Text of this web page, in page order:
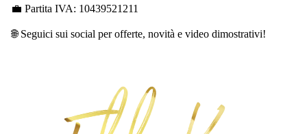
💼 Partita IVA: 10439521211
🌐 Seguici sui social per offerte, novità e video dimostrativi!